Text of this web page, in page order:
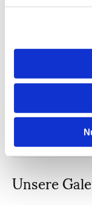
suchen, die
Baugruppen
Unsere